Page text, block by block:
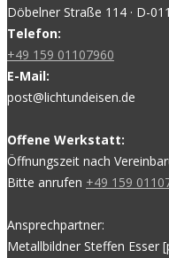
Döbelner Straße 114 · D-
Telefon:
+49 159 01107960
E-Mail:
post@lichtundeisen.de
Offene Werkstatt:
Öffnungszeit nach
Bitte anrufen +49 159
Ansprechpartner:
Metallbildner Steffen Esser